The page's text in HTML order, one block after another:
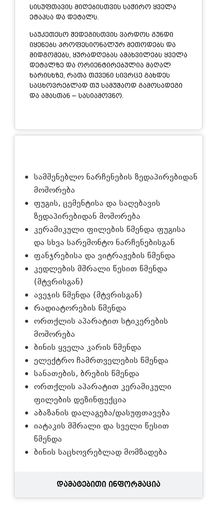
სისუფთავის მიღებისთვის საჭირო ყველა
ეტაპსა და დეტალს.
საუკეთესო შედეგისთვის ვარდოს გუნდი
იყენებს პროფესიონალურ მეთოდებს და
მიდგომებს, ყურადღებას ამახვილებს ყველა
დეტალზე და ორიენტირებულია მაღალ
ხარისხზე, რათა თქვენი სივრცე გახდეს
საცხოვრებლად თუ სამუშაოდ გამოსადეგი
და ამასთან – სასიამოვნო.
დამატებითი ინფორმაცია
სამშენებლო ნარჩენების ზედაპირებიდან
მოშორება
ფუგის, ცემენტისა და საღებავის
ზედაპირებიდან მოშორება
კერამიკული ფილების წმენდა ფუგისა
და სხვა სარემონტო ნარჩენებისგან
ფანჯრებისა და ვიტრაჟების წმენდა
კედლების მშრალი წესით წმენდა
(მტვრისგან)
ავეჯის წმენდა (მტვრისგან)
რადიატორების წმენდა
ორთქლის აპარატით სტიკერების
მოშორება
ბინის ყველა კარის წმენდა
ელექტრო ჩამრთველების წმენდა
სანათების, ბრების წმენდა
ორთქლის აპარატით კერამიკული
ფილების დეზინფექცია
აბაზანის დალაგება/დასუფთავება
იატაკის მშრალი და სველი წესით
წმენდა
ბინის საცხოვრებლად მომზადება